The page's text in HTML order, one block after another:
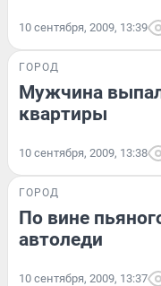
10 сентября, 2009, 13:39
ГОРОД
Мужчина
квартиры
10 сентября, 2009, 13:38
ГОРОД
По вине
автоледи
10 сентября, 2009, 13:37